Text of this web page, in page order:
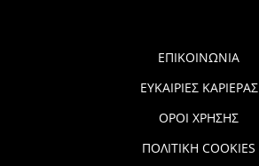
ΕΠΙΚΟΙΝΩΝΙΑ
ΕΥΚΑΙΡΙΕΣ ΚΑΡΙΕΡΑΣ
ΟΡΟΙ ΧΡΗΣΗΣ
ΠΟΛΙΤΙΚΗ COOKIES